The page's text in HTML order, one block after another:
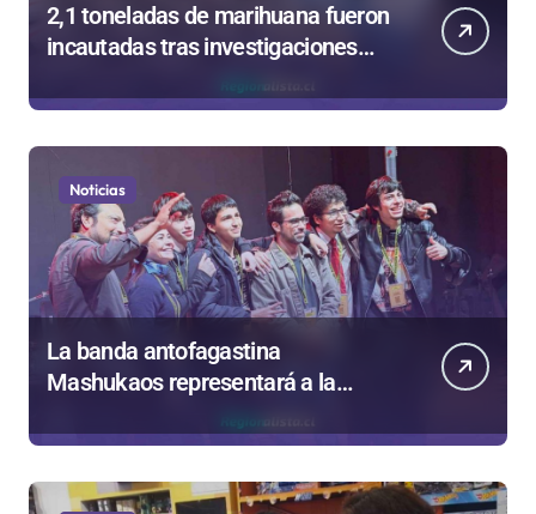
2,1 toneladas de marihuana fueron
incautadas tras investigaciones
Noticias
La banda antofagastina
Mashukaos representará a la
de Valparaíso